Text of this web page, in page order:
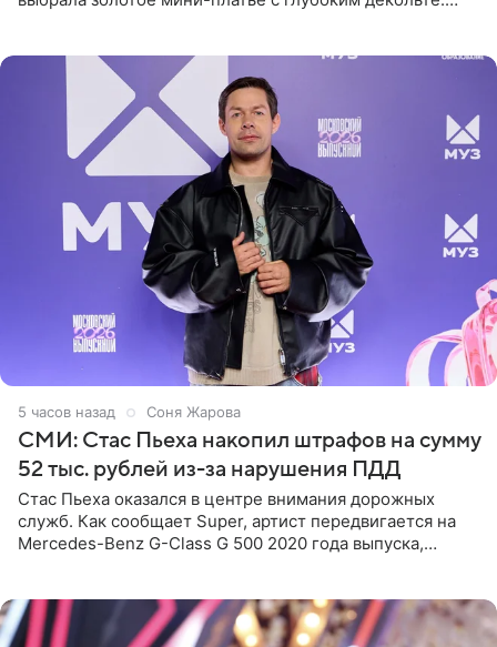
5 часов назад Соня Жарова
СМИ: Стас Пьеха накопил штрафов на сумму
52 тыс. рублей из-за нарушения ПДД
Стас Пьеха оказался в центре внимания дорожных
служб. Как сообщает Super, артист передвигается на
Mercedes-Benz G-Class G 500 2020 года выпуска,